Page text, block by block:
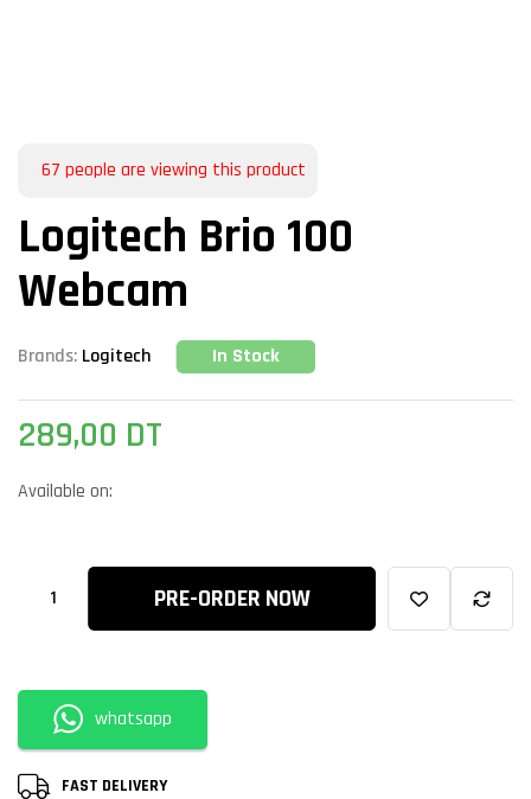
67 people are viewing this product
Logitech Brio 100
Webcam
Brands: Logitech In Stock
289,00 DT
Available on:
PRE-ORDER NOW
whatsapp
FAST DELIVERY